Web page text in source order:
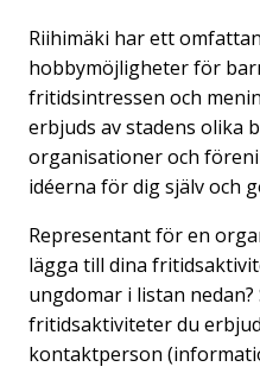
Riihimäki har ett
hobbymöjligheter för
fritidsintressen och
erbjuds av stadens olika
organisationer och
idéerna för dig själv och
Representant för en
lägga till dina
ungdomar i listan
fritidsaktiviteter du
kontaktperson